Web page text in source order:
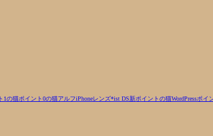
1の猫ポイント0の猫アルフiPhoneレンズ*ist DS新ポイントの猫WordPressポイ